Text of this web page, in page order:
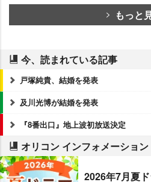
もっと
今、読まれている記事
戸塚純貴、結婚を発表
及川光博が結婚を発表
『8番出口』地上波初放送決定
オリコン インフォメーション
2026年7月夏